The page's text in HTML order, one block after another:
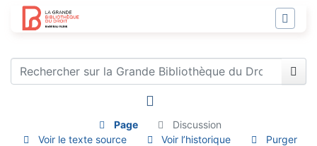
Page
Discussion
Voir le texte source
Voir l’historique Purger